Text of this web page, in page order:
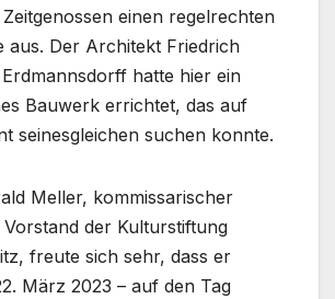
einen regelrechten
aus. Der Architekt Friedrich
hatte hier ein
Bauwerk errichtet, das auf
seinesgleichen suchen konnte.
Meller, kommissarischer
der Kulturstiftung
freute sich sehr, dass er
März 2023 – auf den Tag